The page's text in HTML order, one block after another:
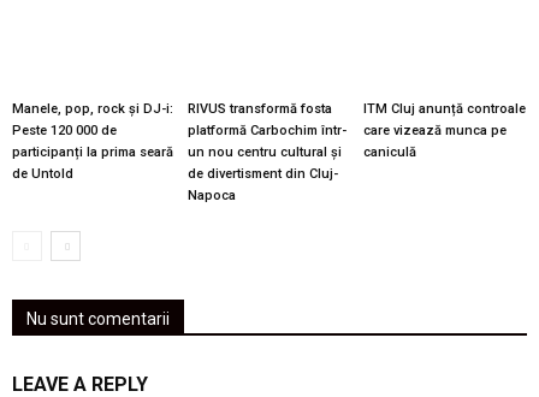
Manele, pop, rock și DJ-i:
Peste 120 000 de
participanți la prima seară
de Untold
RIVUS transformă fosta
platformă Carbochim într-
un nou centru cultural și
de divertisment din Cluj-
Napoca
ITM Cluj anunță controale
care vizează munca pe
caniculă
Nu sunt comentarii
LEAVE A REPLY